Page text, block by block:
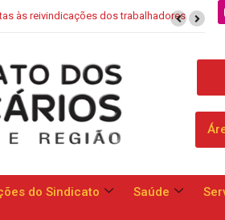
chega a dobrar mensalidade
do Sindicato Saúde